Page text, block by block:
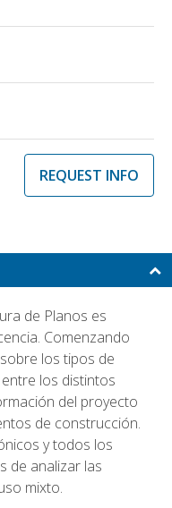
REQUEST INFO
de Planos es
Comenzando
los tipos de
los distintos
del proyecto
de construcción.
y todos los
de analizar las
mixto.